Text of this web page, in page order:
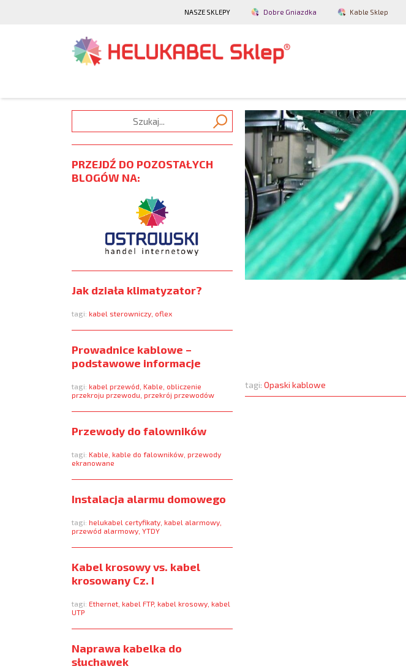
NASZE SKLEPY Dobre Gniazdka Kable Sklep
PRZEJDŹ DO POZOSTAŁYCH
BLOGÓW NA:
Jak działa klimatyzator?
tagi: kabel sterowniczy oflex
Prowadnice kablowe –
podstawowe informacje
tagi: kabel przewód Kable obliczenie
przekroju przewodu przekrój przewodów
Przewody do falowników
tagi: Kable kable do falowników przewody
ekranowane
Instalacja alarmu domowego
tagi: helukabel certyfikaty kabel alarmowy
przewód alarmowy YTDY
Kabel krosowy vs. kabel
krosowany Cz. I
tagi: Ethernet kabel FTP, kabel krosowy kabel
UTP
Naprawa kabelka do
słuchawek
tagi: Opaski kablowe